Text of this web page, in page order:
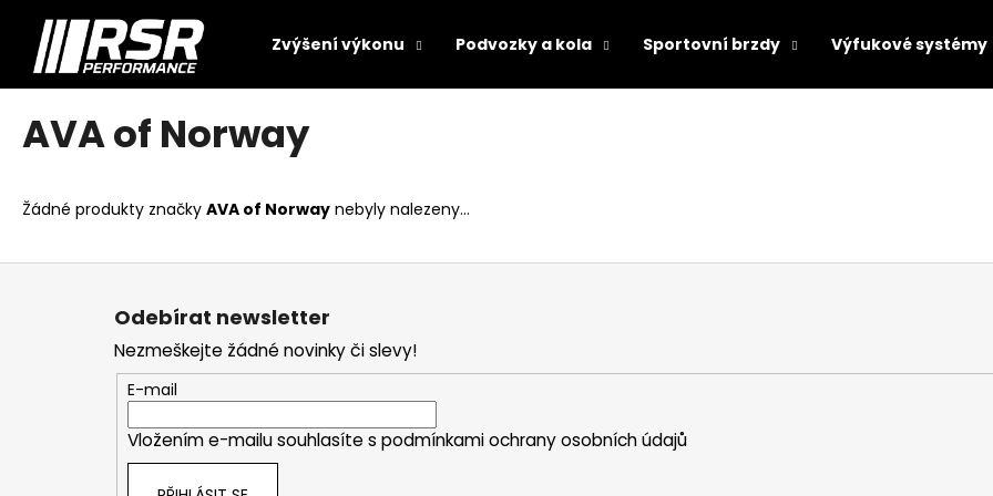
obsah
Zvýšení výkonu Podvozky a kola Sportovní brzdy Výfukové systémy
AVA of Norway
Žádné produkty značky AVA of Norway nebyly nalezeny...
í
Zpět
do
obchodu
Zpět
do
obchodu
Z
Odebírat newsletter
Nezmeškejte žádné novinky či slevy!
E-mail
Vložením e-mailu souhlasíte s podmínkami ochrany osobních údajů